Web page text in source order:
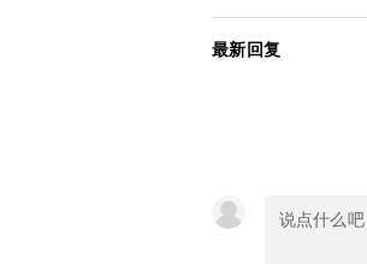
最新回复